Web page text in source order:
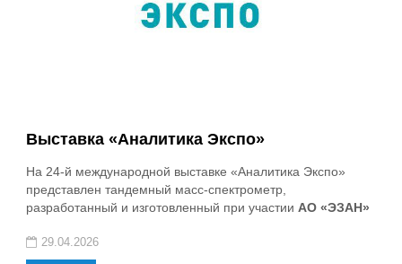
Выставка «Аналитика Экспо»
На 24-й международной выставке «Аналитика Экспо»
представлен тандемный масс-спектрометр,
разработанный и изготовленный при участии АО «ЭЗАН»
29.04.2026